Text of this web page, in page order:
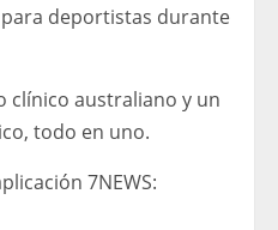
deportistas durante
clínico australiano y un
todo en uno.
7NEWS: